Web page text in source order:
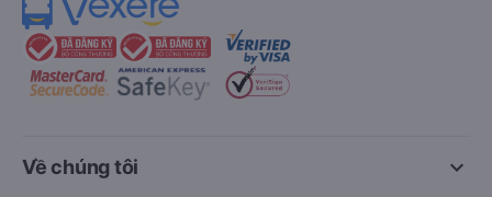
keyboard_arrow_down
Về chúng tôi